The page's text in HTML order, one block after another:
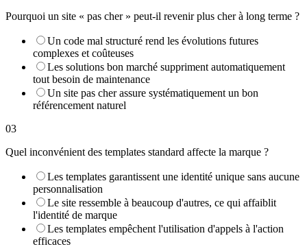
Pourquoi un site « pas cher » peut-il revenir plus cher à long terme ?
Un code mal structuré rend les évolutions futures
complexes et coûteuses
Les solutions bon marché suppriment automatiquement
tout besoin de maintenance
Un site pas cher assure systématiquement un bon
référencement naturel
03
Quel inconvénient des templates standard affecte la marque ?
Les templates garantissent une identité unique sans aucune
personnalisation
Le site ressemble à beaucoup d'autres, ce qui affaiblit
l'identité de marque
Les templates empêchent l'utilisation d'appels à l'action
efficaces